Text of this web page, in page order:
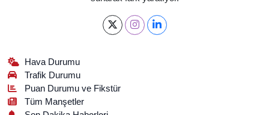
Hava Durumu
Trafik Durumu
Puan Durumu ve Fikstür
Tüm Manşetler